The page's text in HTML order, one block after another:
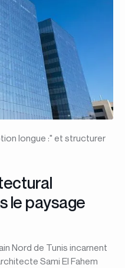
longue :" et structurer
le paysage
Nord de Tunis incarnent
Sami El Fahem